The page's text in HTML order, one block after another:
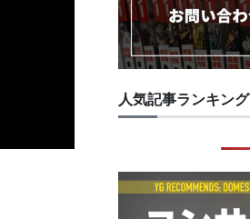
人気記事ランキング